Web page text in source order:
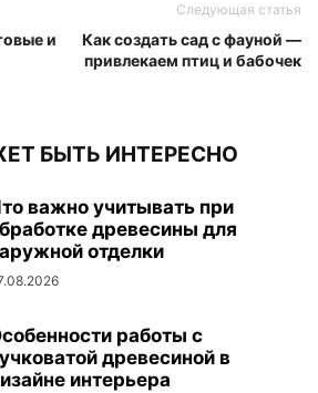
и
Следующая статья
Как создать сад с фауной —
привлекаем птиц и бабочек
БЫТЬ ИНТЕРЕСНО
важно учитывать при
древесины для
отделки
работы с
древесиной в
интерьера